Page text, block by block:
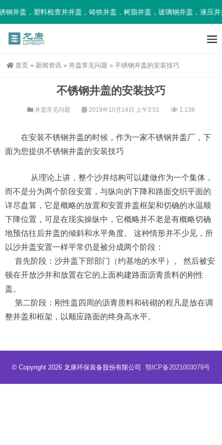
井盖，塑料检查井井盖，铸铁井盖，树脂井盖，玻璃钢井盖，液压
首页 » 新闻资讯 » 井盖常见问题 » 不锈钢井盖的安装技巧
不锈钢井盖的安装技巧
井盖常见问题 2019年10月14日 上午3:51 1,138
在安装不锈钢井盖的时候，作为一家不锈钢井盖厂，下
面为您提供不锈钢井盖的安装技巧
从理论上讲，整个沙井结构可以建做作为一个集体，
而不是分为两个阶段安置，与纵向的下降和路面交织平面的
详尽盘算，它是概略的放置和安置井盖框架和切确的水温顺
下降位置，可是在现实操纵中，它概略并不老是有概略切确
地预估往后井盖的倾斜和水平角度。 这种情形并不少见，所
以沙井盖安置一样平常仍是被分成两个阶段：
首先阶段：沙井盖下部部门（约基地的水平）。 然后被安
顿在开放沙井和放置在它的上面构建路面沥青质料的刚性
盖。
第二阶段：刚性盖四周的沥青质料和砖砌的程凡是放在调
整井盖和框架，以顺应路面的终身高水平。
© Copyright 2026 龙康环保装备股份有限公司 鄂ICP备2021003079号